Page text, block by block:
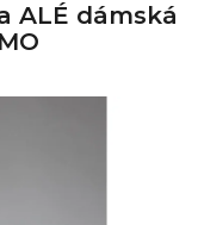
ALÉ dámská